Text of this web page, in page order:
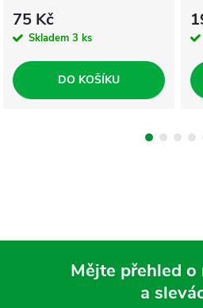
75 Kč
Skladem 3 ks
DO KOŠÍKU
Mějte přehled o
a